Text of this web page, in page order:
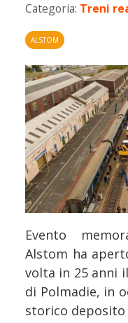
Categoria: Treni
ALSTOM
Evento
Alstom ha
volta in 25 anni
di Polmadie, in
storico